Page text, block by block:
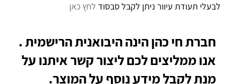
לבעלי תעודת עיוור ניתן לקבל סבסוד לחץ כאן
חברת חי כהן הינה היבואנית הרישמית .
אנו ממליצים לכם ליצור קשר איתנו על
מנת לקבל מידע נוסף על המוצר.